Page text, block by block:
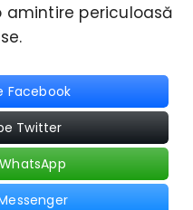
periculoasă
Facebook
Twitter